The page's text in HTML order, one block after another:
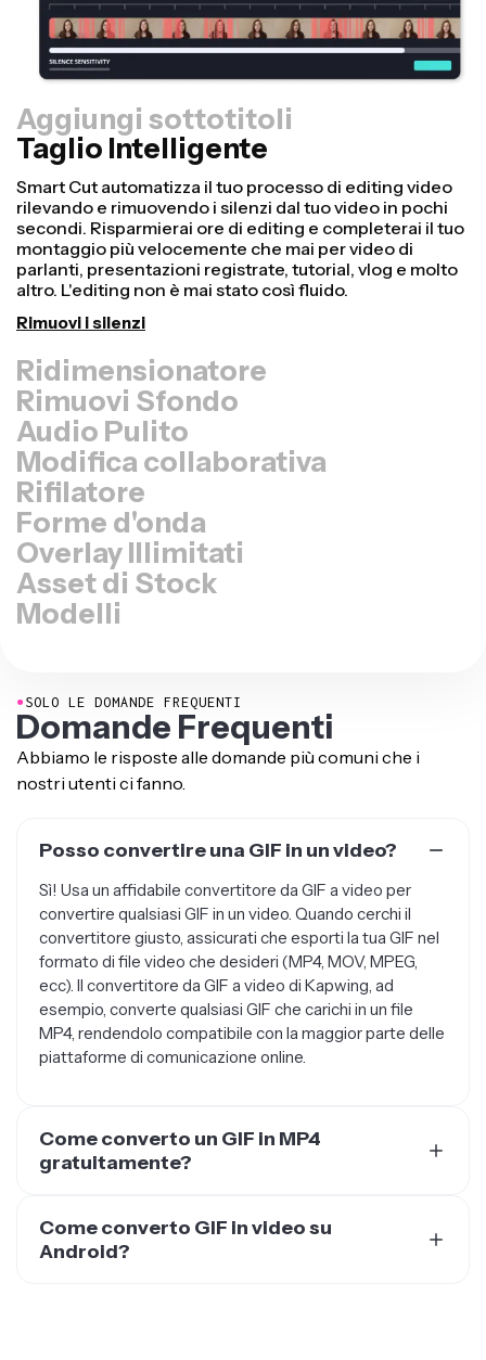
Aggiungi sottotitoli
Taglio Intelligente
Ridimensionatore
Riutilizza i video più velocemente e rendili più
professionali con la nostra funzione Resize Canvas! In
pochi clic, puoi prendere un singolo video e adattarlo
alle dimensioni giuste per ogni altra piattaforma, che sia
TikTok, YouTube, Instagram, Twitter, Linkedin o qualsiasi
altro posto.
Rimuovi Sfondo
Audio Pulito
Modifica collaborativa
Rifilatore
Forme d'onda
Overlay Illimitati
Asset di Stock
Modelli
●SOLO LE DOMANDE FREQUENTI
Domande Frequenti
Abbiamo le risposte alle domande più comuni che i
nostri utenti ci fanno.
Posso convertire una GIF in un video?
Sì! Usa un affidabile convertitore da GIF a video per
convertire qualsiasi GIF in un video. Quando cerchi il
convertitore giusto, assicurati che esporti la tua GIF nel
formato di file video che desideri (MP4, MOV, MPEG,
ecc). Il convertitore da GIF a video di Kapwing, ad
esempio, converte qualsiasi GIF che carichi in un file
MP4, rendendolo compatibile con la maggior parte delle
piattaforme di comunicazione online.
Come converto un GIF in MP4
gratuitamente?
usare direttamente nel tuo browser web, se vuoi solo
convertire un file. Quando cerchi un convertitore
Come converto GIF in video su
Android?